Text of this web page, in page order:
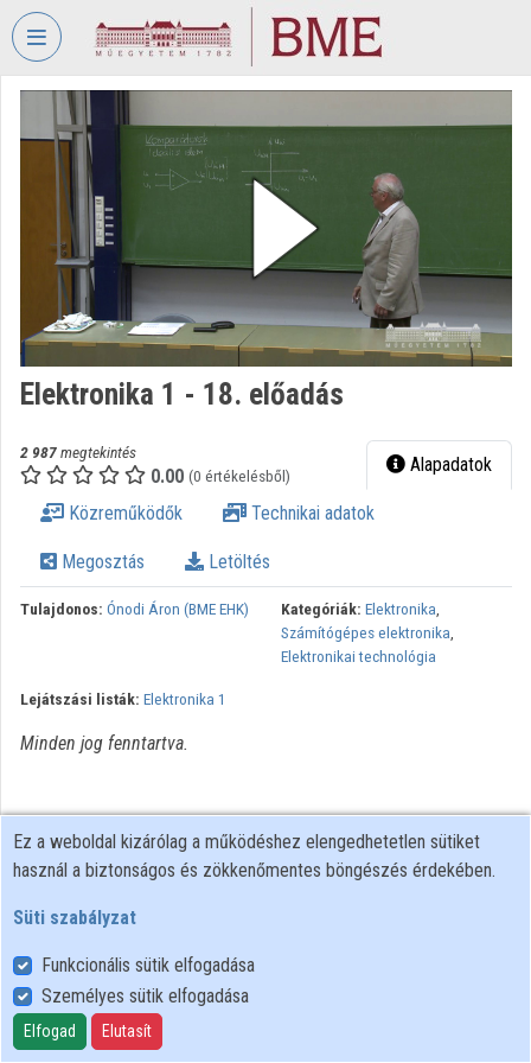
Fejléc kihagyása Menü kihagyása Tartalom kihagyása
VIDEO
BUDAPESTI
MŰSZAKI
GAZDASÁGTUDOMÁNYI
EGYETEM
Intézményi kezdőlap
Kategóriák
Intézményi listák
Elektronika 1 - 18. előadás
2 987megtekintés
0.00 (0 értékelésből) Alapadatok
Közreműködők Technikai adatok
Megosztás Letöltés
Tulajdonos: Ónodi Áron (BME EHK) Kategóriák: Elektronika,
Számítógépes elektronika,
Elektronikai technológia
Lejátszási listák: Elektronika 1
Minden jog fenntartva.
Felhasználói szabályzat
Adatkezelési tájékoztató
Süti szabályzat
Ez a weboldal kizárólag a működéshez elengedhetetlen sütiket
használ a biztonságos és zökkenőmentes böngészés érdekében.
Süti szabályzat
Funkcionális sütik elfogadása
Személyes sütik elfogadása
Elfogad Elutasít